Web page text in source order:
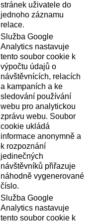
stránek uživatele do
jednoho záznamu
relace.
Služba Google
Analytics nastavuje
tento soubor cookie k
výpočtu údajů o
návštěvnících, relacích
a kampaních a ke
sledování používání
webu pro analytickou
zprávu webu. Soubor
cookie ukládá
informace anonymně a
k rozpoznání
jedinečných
návštěvníků přiřazuje
náhodně vygenerované
číslo.
Služba Google
Analytics nastavuje
tento soubor cookie k